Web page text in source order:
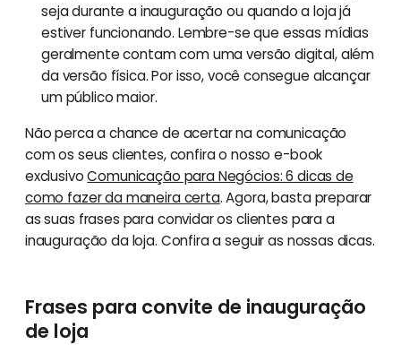
seja durante a inauguração ou quando a loja já
estiver funcionando. Lembre-se que essas mídias
geralmente contam com uma versão digital, além
da versão física. Por isso, você consegue alcançar
um público maior.
Não perca a chance de acertar na comunicação
com os seus clientes, confira o nosso e-book
exclusivoComunicação para Negócios: 6 dicas de
como fazer da maneira certa. Agora, basta preparar
as suas frases para convidar os clientes para a
inauguração da loja. Confira a seguir as nossas dicas.
Frases para convite de inauguração
de loja